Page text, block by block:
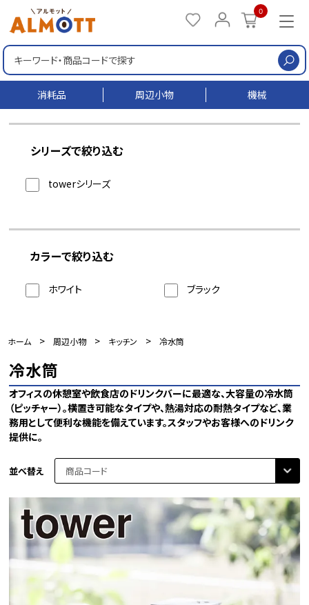
0
消耗品 周辺小物 機械
シリーズで絞り込む
towerシリーズ
カラーで絞り込む
ホワイト ブラック
ホーム > 周辺小物 > キッチン > 冷水筒
冷水筒
オフィスの休憩室や飲食店のドリンクバーに最適な、大容量の冷水筒
（ピッチャー）。横置き可能なタイプや、熱湯対応の耐熱タイプなど、業
務用として便利な機能を備えています。スタッフやお客様へのドリンク
提供に。
並べ替え